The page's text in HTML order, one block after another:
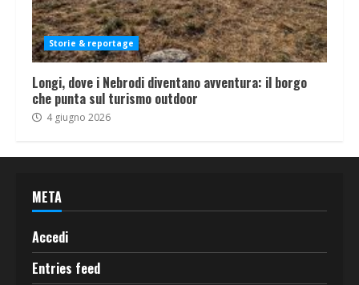
Storie & reportage
Longi, dove i Nebrodi diventano avventura: il borgo
che punta sul turismo outdoor
4 giugno 2026
META
Accedi
Entries feed